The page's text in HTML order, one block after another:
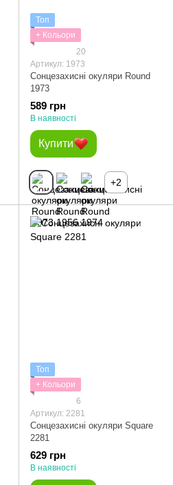
Топ
+ Кольори
20
Артикул: 1973
Сонцезахисні окуляри Round
1973
589 грн
В наявності
Купити
+2
Топ
+ Кольори
6
Артикул: 2281
Сонцезахисні окуляри Square
2281
629 грн
В наявності